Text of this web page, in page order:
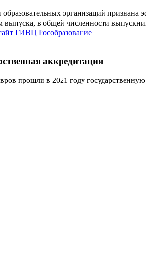
организаций
выпуска, в общей численности
ГИВЦ Рособразование
аккредитация
прошли в 2021 году